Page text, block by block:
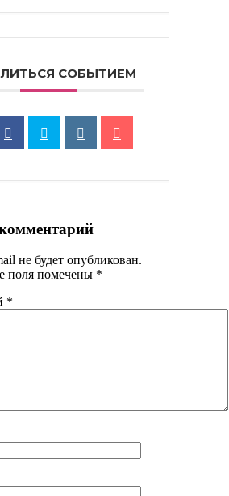
СОБЫТИЕМ
не будет опубликован.
поля помечены *
*